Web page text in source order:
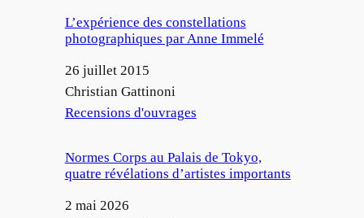
L’expérience des constellations
photographiques par Anne Immelé
Date
26 juillet 2015
Auteur
Christian Gattinoni
Par rapport à
Recensions d'ouvrages
Normes Corps au Palais de Tokyo,
quatre révélations d’artistes importants
Date
2 mai 2026